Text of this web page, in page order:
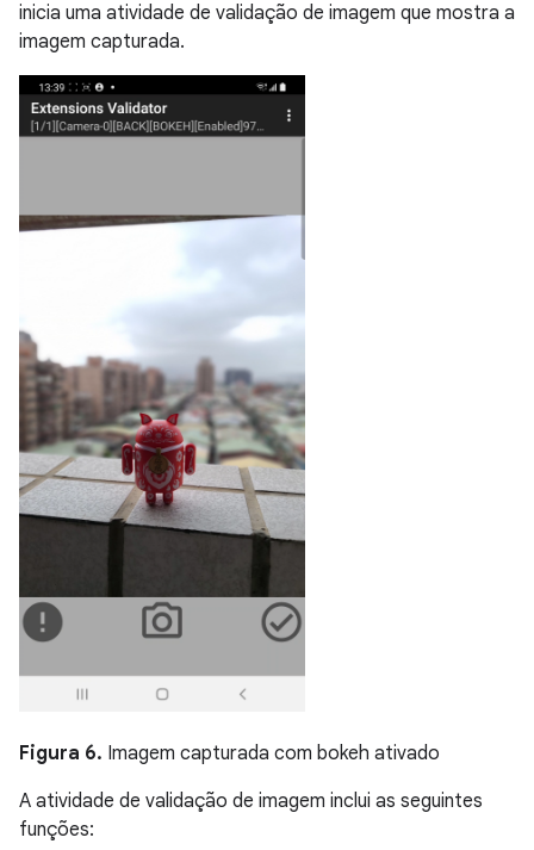
inicia uma atividade de validação de imagem que mostra a
imagem capturada.
Figura 6. Imagem capturada com bokeh ativado
A atividade de validação de imagem inclui as seguintes
funções: